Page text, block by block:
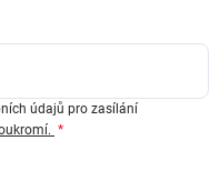
údajů pro zasílání